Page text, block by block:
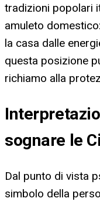
tradizioni popolari
amuleto
la casa dalle
questa posizione
richiamo alla
sognare le
Dal punto di vista
simbolo della